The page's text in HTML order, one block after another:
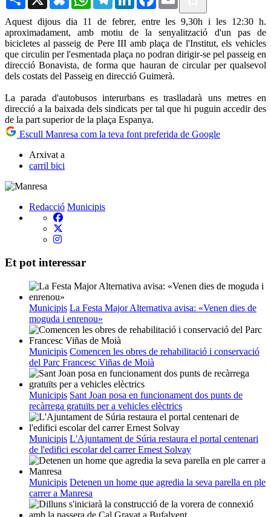
Aquest dijous dia 11 de febrer, entre les 9,30h i les 12:30 h.
aproximadament, amb motiu de la senyalització d'un pas de
bicicletes al passeig de Pere III amb plaça de l'Institut, els vehicles
que circulin per l'esmentada plaça no podran dirigir-se pel passeig en
direcció Bonavista, de forma que hauran de circular per qualsevol
dels costats del Passeig en direcció Guimerà.
La parada d'autobusos interurbans es traslladarà uns metres en
direcció a la baixada dels sindicats per tal que hi puguin accedir des
de la part superior de la plaça Espanya.
Escull Manresa com la teva font preferida de Google
Arxivat a
carril bici
Redacció Municipis
Et pot interessar
Municipis La Festa Major Alternativa avisa: «Venen dies de
moguda i enrenou»
Municipis Comencen les obres de rehabilitació i conservació
del Parc Francesc Viñas de Moià
Municipis Sant Joan posa en funcionament dos punts de
recàrrega gratuïts per a vehicles elèctrics
Municipis L'Ajuntament de Súria restaura el portal centenari
de l'edifici escolar del carrer Ernest Solvay
Municipis Detenen un home que agredia la seva parella en ple
carrer a Manresa